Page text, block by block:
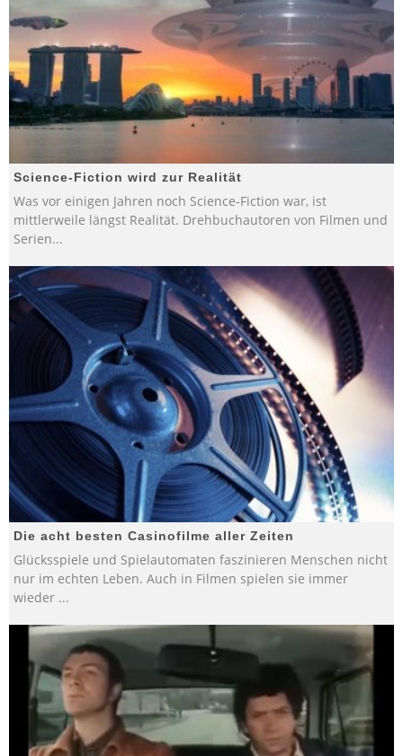
Science-Fiction wird zur Realität
Was vor einigen Jahren noch Science-Fiction war, ist
mittlerweile längst Realität. Drehbuchautoren von Filmen und
Serien...
Die acht besten Casinofilme aller Zeiten
Glücksspiele und Spielautomaten faszinieren Menschen nicht
nur im echten Leben. Auch in Filmen spielen sie immer
wieder ...